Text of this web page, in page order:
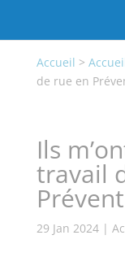
Accueil >
de rue en
Ils
travail
29 Jan 2024|